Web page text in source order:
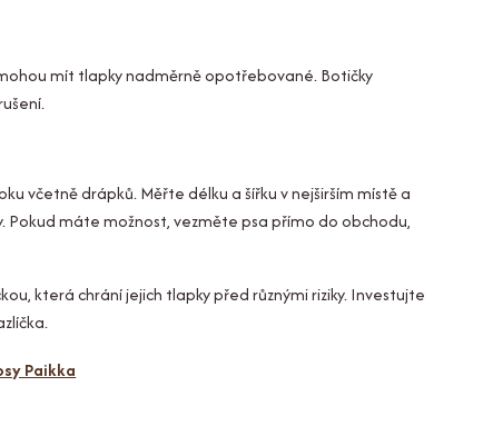
mít tlapky nadměrně opotřebované. Botičky
včetně drápků. Měřte délku a šířku v nejširším místě a
Pokud máte možnost, vezměte psa přímo do obchodu,
která chrání jejich tlapky před různými riziky. Investujte